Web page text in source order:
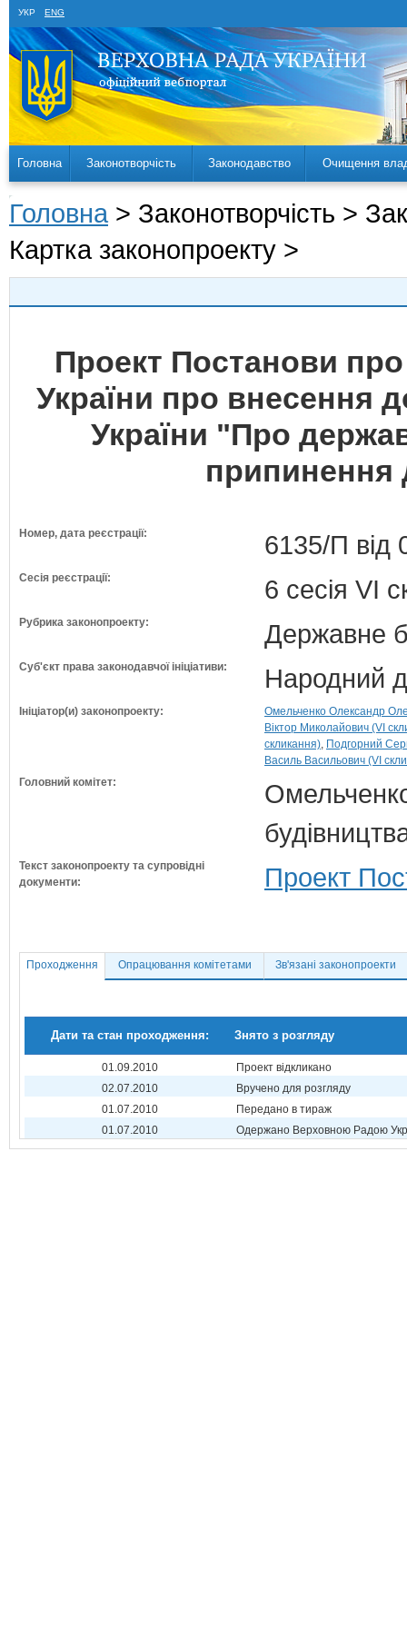
УКР ENG
Головна Законотворчість Законодавство Очищення
Головна > Законотворчість >
Картка законопроекту >
Проект Постанови
України про внесення
України "Про
припинення
Номер, дата реєстрації: 6135/П від
Сесія реєстрації: 6 сесія VI
Рубрика законопроекту: Державне
Суб'єкт права законодавчої ініціативи: Народний
Ініціатор(и) законопроекту:
Омельченко Олександр
Віктор Миколайович (VI
скликання) Подгорний
Василь Васильович (VI
Головний комітет:
Текст законопроекту та супровідні
документи:
Проект
Проходження Опрацювання комітетами Зв'язані законопроекти
Дати та стан проходження: Знято з розгляду
01.09.2010
Проект відкликано
02.07.2010
Вручено для розгляду
01.07.2010
Передано в тираж
01.07.2010
Одержано Верховною Радою